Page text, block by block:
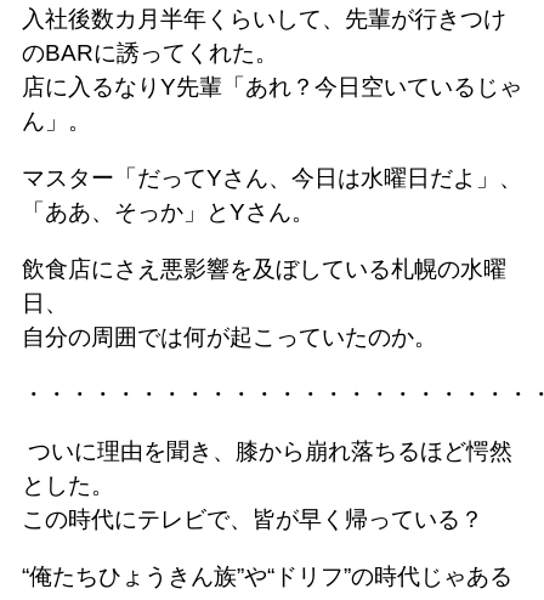
入社後数カ月半年くらいして、先輩が行きつけ
のBARに誘ってくれた。
店に入るなりY先輩「あれ？今日空いているじゃ
ん」。
マスター「だってYさん、今日は水曜日だよ」、
「ああ、そっか」とYさん。
飲食店にさえ悪影響を及ぼしている札幌の水曜
日、
自分の周囲では何が起こっていたのか。
・・・・・・・・・・・・・・・・・・・・・・
ついに理由を聞き、膝から崩れ落ちるほど愕然
とした。
この時代にテレビで、皆が早く帰っている？
“俺たちひょうきん族”や“ドリフ”の時代じゃある